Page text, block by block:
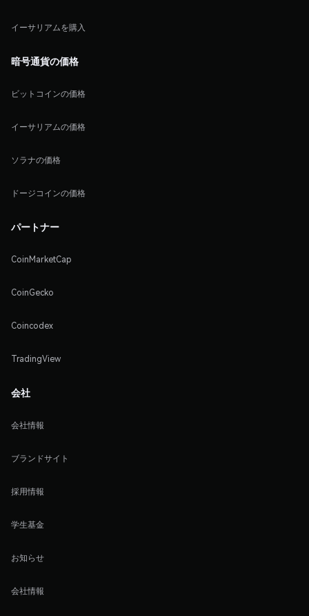
イーサリアムを購入
暗号通貨の価格
ビットコインの価格
イーサリアムの価格
ソラナの価格
ドージコインの価格
パートナー
CoinMarketCap
CoinGecko
Coincodex
TradingView
会社
会社情報
ブランドサイト
採用情報
学生基金
お知らせ
会社情報